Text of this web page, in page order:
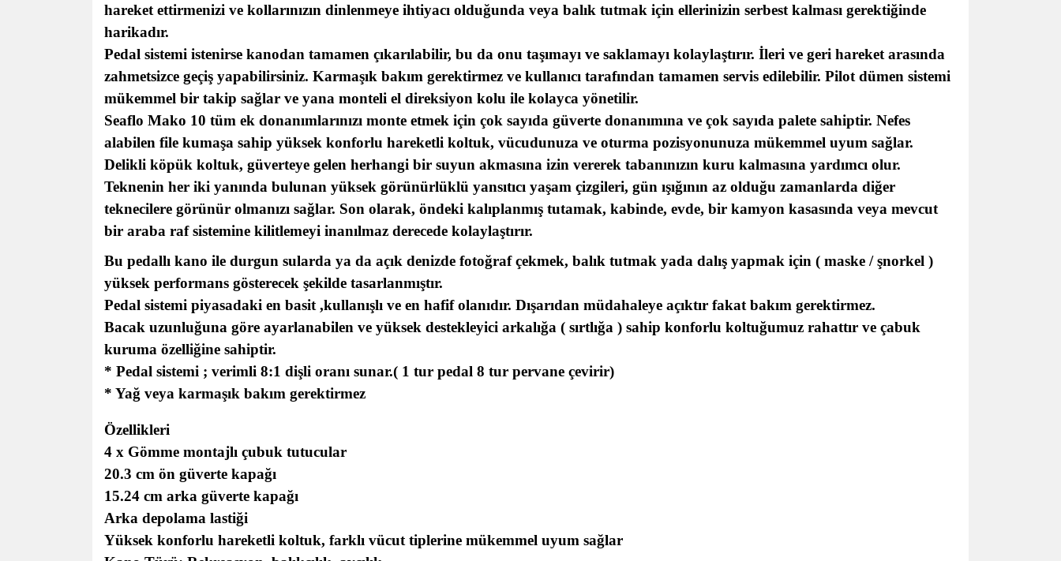
hareket ettirmenizi ve kollarınızın dinlenmeye ihtiyacı olduğunda veya balık tutmak için ellerinizin serbest kalması gerektiğinde
harikadır.
Pedal sistemi istenirse kanodan tamamen çıkarılabilir, bu da onu taşımayı ve saklamayı kolaylaştırır. İleri ve geri hareket arasında
zahmetsizce geçiş yapabilirsiniz. Karmaşık bakım gerektirmez ve kullanıcı tarafından tamamen servis edilebilir. Pilot dümen sistemi
mükemmel bir takip sağlar ve yana monteli el direksiyon kolu ile kolayca yönetilir.
Seaflo Mako 10 tüm ek donanımlarınızı monte etmek için çok sayıda güverte donanımına ve çok sayıda palete sahiptir. Nefes
alabilen file kumaşa sahip yüksek konforlu hareketli koltuk, vücudunuza ve oturma pozisyonunuza mükemmel uyum sağlar.
Delikli köpük koltuk, güverteye gelen herhangi bir suyun akmasına izin vererek tabanınızın kuru kalmasına yardımcı olur.
Teknenin her iki yanında bulunan yüksek görünürlüklü yansıtıcı yaşam çizgileri, gün ışığının az olduğu zamanlarda diğer
teknecilere görünür olmanızı sağlar. Son olarak, öndeki kalıplanmış tutamak, kabinde, evde, bir kamyon kasasında veya mevcut
bir araba raf sistemine kilitlemeyi inanılmaz derecede kolaylaştırır.
Bu pedallı kano ile durgun sularda ya da açık denizde fotoğraf çekmek, balık tutmak yada dalış yapmak için ( maske / şnorkel )
yüksek performans gösterecek şekilde tasarlanmıştır.
Pedal sistemi piyasadaki en basit ,kullanışlı ve en hafif olanıdır. Dışarıdan müdahaleye açıktır fakat bakım gerektirmez.
Bacak uzunluğuna göre ayarlanabilen ve yüksek destekleyici arkalığa ( sırtlığa ) sahip konforlu koltuğumuz rahattır ve çabuk
kuruma özelliğine sahiptir.
* Pedal sistemi ; verimli 8:1 dişli oranı sunar.( 1 tur pedal 8 tur pervane çevirir)
* Yağ veya karmaşık bakım gerektirmez
Özellikleri
4 x Gömme montajlı çubuk tutucular
20.3 cm ön güverte kapağı
15.24 cm arka güverte kapağı
Arka depolama lastiği
Yüksek konforlu hareketli koltuk, farklı vücut tiplerine mükemmel uyum sağlar